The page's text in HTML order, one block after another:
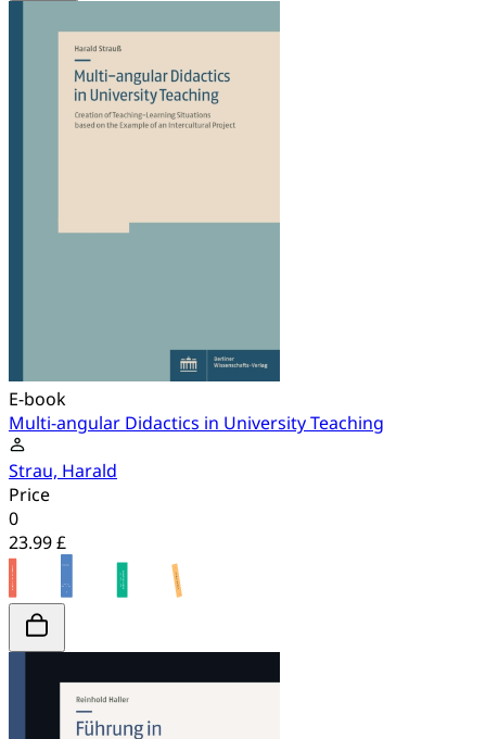
E-book
Multi-angular Didactics in University Teaching
Strau, Harald
Price
0
23.99 £